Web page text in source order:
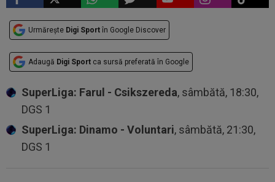
Urmărește Digi Sport în Google Discover
Adaugă Digi Sport ca sursă preferată în Google
SuperLiga: Farul - Csikszereda, sâmbătă, 18:30,
DGS 1
SuperLiga: Dinamo - Voluntari, sâmbătă, 21:30,
DGS 1